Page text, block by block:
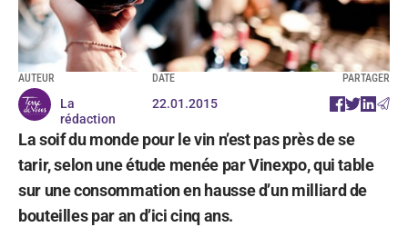
AUTEUR
La
rédaction
DATE
22.01.2015
PARTAGER
La soif du monde pour le vin n’est pas près de se
tarir, selon une étude menée par Vinexpo, qui table
sur une consommation en hausse d’un milliard de
bouteilles par an d’ici cinq ans.